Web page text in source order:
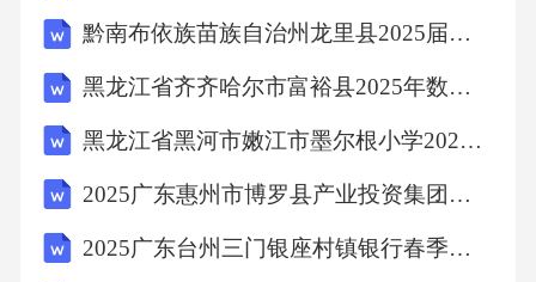
示护士的语言能显著影响患者情绪状态，护士
需注重语言的美学应用。2.2.1.1规范用语护士需
使用规范礼貌语言，禁用方言、俚语或粗俗语
言，规范用语可提升职业形象、增强患者信任
感。2.2.1.2温馨语言护士需使用温馨语言给予患
我帮忙吗？”，提升患者心理舒适度。2.2.1.3鼓
黔南布依族苗族自治州龙里县2025届四下数学期中教学质量检测模拟试题（含解析）
黑龙江省齐齐哈尔市富裕县2025年数学四年级下学期期中统考模拟试题（含答案解析）
黑龙江省黑河市嫩江市墨尔根小学2025年数学三年级下学期期末预测试题含解析
2025广东惠州市博罗县产业投资集团有限公司下属子公司招聘综合及笔试历年典型考点题库附带答案详解
2025广东台州三门银座村镇银行春季校园招聘笔试历年典型考题及考点剖析附带答案详解